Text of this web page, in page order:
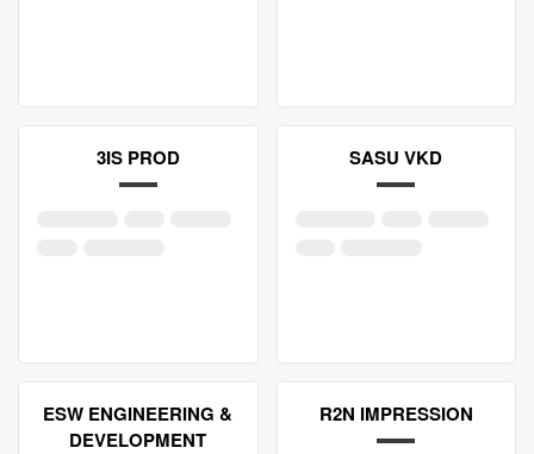
3IS PROD SASU VKD
ESW ENGINEERING &
DEVELOPMENT
R2N IMPRESSION